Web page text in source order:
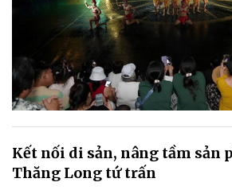
Kết nối di sản, nâng tầm sản
Thăng Long tứ trấn